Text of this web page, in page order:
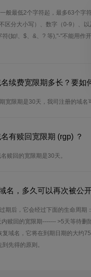
般最低2个字符起，最多63个字符
区分大小写）、数字（0-9）、
(如!、$、&、? 等),"-"不能用作
续费宽限期多长？要如
宽限期是30天，我司注册的域名
有赎回宽限期 (rgp) ？
赎回的宽限期是30天。
名，多久可以再次被公
期后，它会经过下面的生命周期：
赎回的宽限期------- >5天等待删
域名，它将在到期日期的大约
先得的原则。